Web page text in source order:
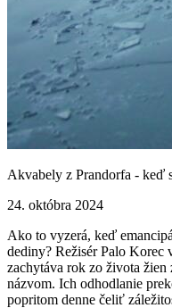
Akvabely z Prandorfa - keď
24. októbra 2024
Ako to vyzerá, keď
dediny? Režisér Palo
zachytáva rok zo života
názvom. Ich odhodlanie
popritom denne čeliť